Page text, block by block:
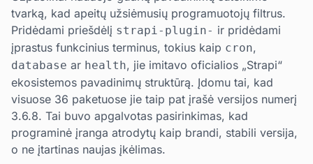
tvarką, kad apeitų užsiėmusių programuotojų filtrus.
Pridėdami priešdėlį strapi-plugin- ir pridėdami
įprastus funkcinius terminus, tokius kaip cron,
database ar health, jie imitavo oficialios „Strapi“
ekosistemos pavadinimų struktūrą. Įdomu tai, kad
visuose 36 paketuose jie taip pat įrašė versijos numerį
3.6.8. Tai buvo apgalvotas pasirinkimas, kad
programinė įranga atrodytų kaip brandi, stabili versija,
o ne įtartinas naujas įkėlimas.